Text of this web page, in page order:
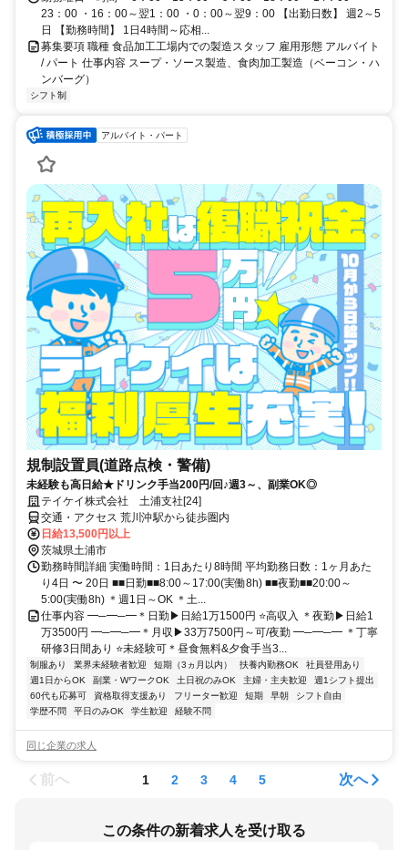
23：00 ・16：00～翌1：00 ・0：00～翌9：00 【出勤日数】 週2～5
日 【勤務時間】 1日4時間～応相...
募集要項 職種 食品加工工場内での製造スタッフ 雇用形態 アルバイト
/ パート 仕事内容 スープ・ソース製造、食肉加工製造（ベーコン・ハ
ンバーグ）
シフト制
アルバイト・パート
規制設置員(道路点検・警備)
未経験も高日給★ドリンク手当200円/回♪週3～、副業OK◎
テイケイ株式会社 土浦支社[24]
交通・アクセス 荒川沖駅から徒歩圏内
日給13,500円以上
茨城県土浦市
勤務時間詳細 実働時間：1日あたり8時間 平均勤務日数：1ヶ月あた
り4日 〜 20日 ■■日勤■■8:00～17:00(実働8h) ■■夜勤■■20:00～
5:00(実働8h) ＊週1日～OK ＊土...
仕事内容 ━─━─━＊日勤▶日給1万1500円 ⭐高収入 ＊夜勤▶日給1
万3500円 ━─━─━＊月収▶33万7500円～可/夜勤 ━─━─━ ＊丁寧
研修3日間あり ⭐未経験可＊昼食無料&夕食手当3...
制服あり 業界未経験者歓迎 短期（3ヵ月以内） 扶養内勤務OK
社員登用あり
週1日からOK
副業・WワークOK 土日祝のみOK 主婦・主夫歓迎
週1シフト提出
60代も応募可
資格取得支援あり フリーター歓迎 短期 早朝
シフト自由
学歴不問
平日のみOK 学生歓迎 経験不問
同じ企業の求人
前へ 1 2 3 4 5 次へ
この条件の新着求人を受け取る